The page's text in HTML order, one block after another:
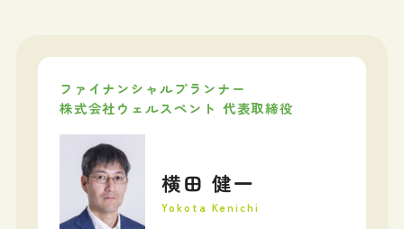
ファイナンシャルプランナー
株式会社ウェルスペント 代表取締役
横田 健一
Yokota Kenichi